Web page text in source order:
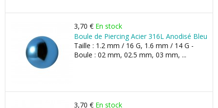
3,70 € En stock
Boule de Piercing Acier 316L Anodisé Bleu
Taille : 1.2 mm / 16 G, 1.6 mm / 14 G -
Boule : 02 mm, 02.5 mm, 03 mm, ...
3,70 € En stock